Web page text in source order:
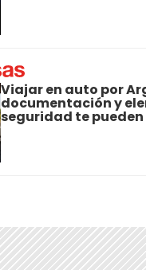
Viajar en auto por
documentación y
seguridad te